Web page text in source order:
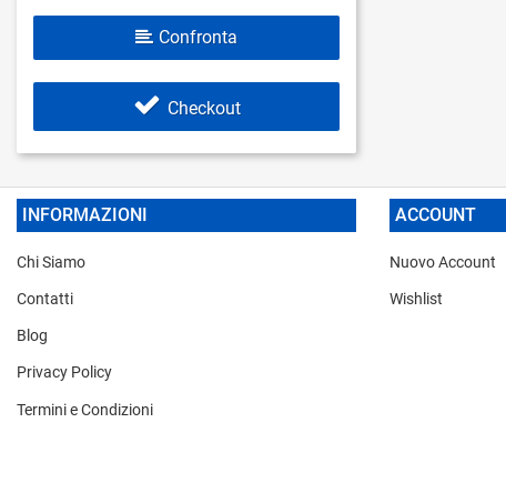
Confronta
Checkout
INFORMAZIONI
Chi Siamo
Contatti
Blog
Privacy Policy
Termini e Condizioni
ACCOUNT
Nuovo Account
Wishlist